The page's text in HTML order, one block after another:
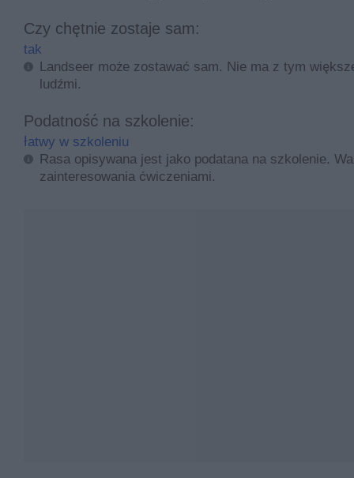
Czy chętnie zostaje sam:
tak
Landseer może zostawać sam. Nie ma z tym
ludźmi.
Podatność na szkolenie:
łatwy w szkoleniu
Rasa opisywana jest jako podatana na szkolenie.
zainteresowania ćwiczeniami.